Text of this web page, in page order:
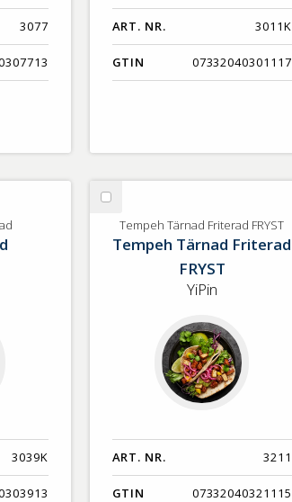
3077 ART. NR. 3011K
GTIN 07332040301117
3039K
Välj
Tempeh
Tärnad
Tempeh Tärnad Friterad FRYST
Tempeh Tärnad Friterad
FRYST
YiPin
ART. NR. 3211
GTIN 07332040321115